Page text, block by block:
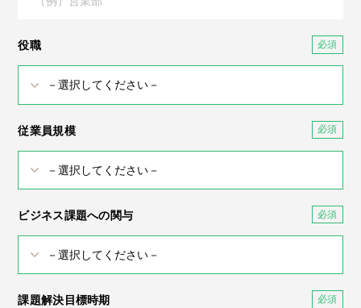
役職
従業員規模
ビジネス課題への関与
課題解決目標時期